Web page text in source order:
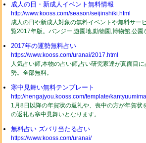
成人の日・新成人イベント無料情報
http://www.kooss.com/season/seijinshiki.html
成人の日や新成人対象の無料イベントや無料サー
覧2017年版。バンジー,遊園地,動物園,博物館,公園
2017年の運勢無料占い
https://www.kooss.com/uranai/2017.html
人気占い師,本物の占い師,占い研究家達が真面目
勢。全部無料。
寒中見舞い無料テンプレート
http://nengajyou.kooss.com/template/
1月8日以降の年賀状の返礼や、喪中の方が年賀状
の返礼も寒中見舞いとなります。
無料占い ズバリ当たる占い
https://www.kooss.com/uranai/